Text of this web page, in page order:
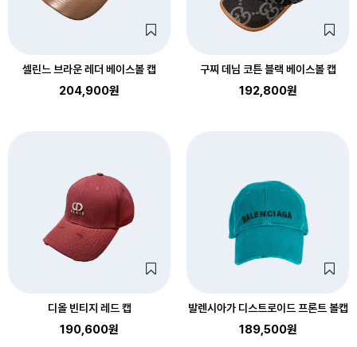
셀린느 브라운 레더 베이스볼 캡
204,900원
구찌 데님 코튼 블랙 베이스볼 캡
192,800원
디올 빈티지 레드 캡
190,600원
발렌시아가 디스트로이드 프론트 볼캡
189,500원